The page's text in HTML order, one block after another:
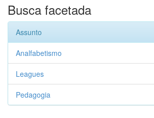
Busca facetada
Assunto
Analfabetismo
Leagues
Pedagogia